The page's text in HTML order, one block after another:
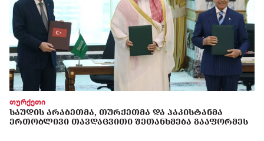
თურქეთი
ᲡᲐᲣᲓᲘᲡ ᲐᲠᲐᲑᲔᲗᲛᲐ, ᲗᲣᲠᲥᲔᲗᲛᲐ ᲓᲐ ᲞᲐᲙᲘᲡᲢᲐᲜᲛᲐ
ᲔᲠᲗᲝᲑᲚᲘᲕᲘ ᲗᲐᲕᲓᲐᲪᲕᲘᲗᲘ ᲨᲔᲗᲐᲜᲮᲛᲔᲑᲐ ᲒᲐᲐᲤᲝᲠᲛᲔᲡ